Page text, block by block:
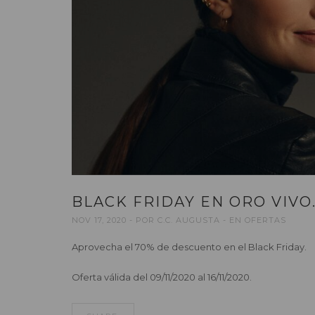
BLACK FRIDAY EN ORO
NOV 17, 2020 POR C.C. AUGUSTA EN OFERTAS
Aprovecha el 70% de descuento en el Black Friday.
Oferta válida del 09/11/2020 al 16/11/2020.